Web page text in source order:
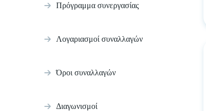
Πρόγραμμα συνεργασίας
Λογαριασμοί συναλλαγών
Όροι συναλλαγών
Διαγωνισμοί